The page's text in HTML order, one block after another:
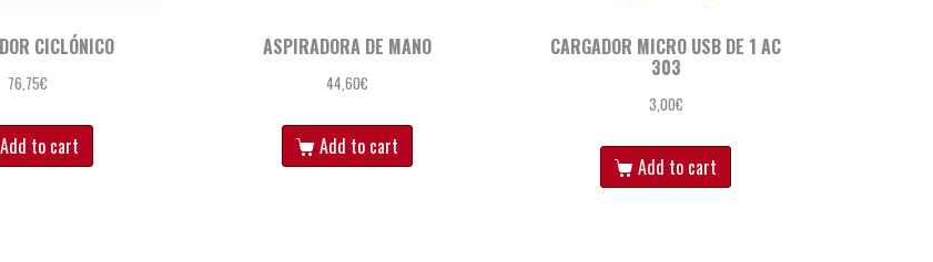
CICLÓNICO
76,75€
Add to cart
ASPIRADORA DE MANO
44,60€
Add to cart
CARGADOR MICRO USB DE 1 AC
303
3,00€
Add to cart